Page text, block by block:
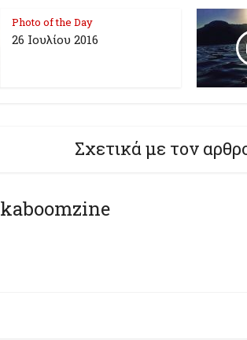
Photo of the Day
26 Ioυλίου 2016
Σχετικά με τον
kaboomzine